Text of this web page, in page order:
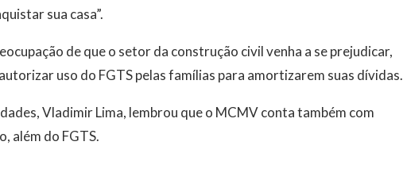
sua casa”.
de que o setor da construção civil venha a se prejudicar,
uso do FGTS pelas famílias para amortizarem suas dívidas.
Vladimir Lima, lembrou que o MCMV conta também com
além do FGTS.